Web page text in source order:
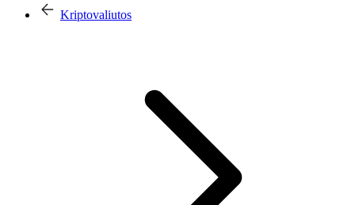
Kriptovaliutos